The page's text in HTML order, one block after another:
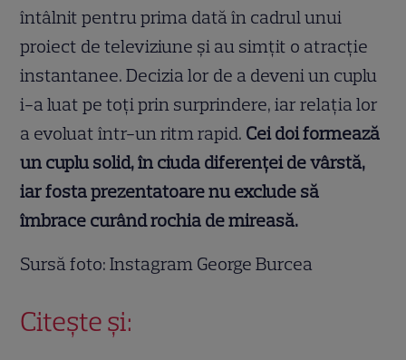
întâlnit pentru prima dată în cadrul unui
proiect de televiziune și au simțit o atracție
instantanee. Decizia lor de a deveni un cuplu
i-a luat pe toți prin surprindere, iar relația lor
a evoluat într-un ritm rapid. Cei doi formează
un cuplu solid, în ciuda diferenței de vârstă,
iar fosta prezentatoare nu exclude să
îmbrace curând rochia de mireasă.
Sursă foto: Instagram George Burcea
Citește și: